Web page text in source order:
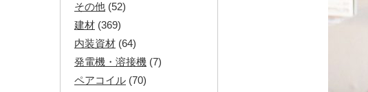
その他 (52)
建材 (369)
内装資材 (64)
発電機・溶接機 (7)
ペアコイル (70)